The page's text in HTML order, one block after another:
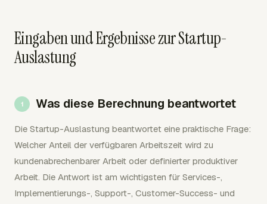
Eingaben und Ergebnisse zur Startup-
Auslastung
Was diese Berechnung beantwortet
Die Startup-Auslastung beantwortet eine praktische Frage:
Welcher Anteil der verfügbaren Arbeitszeit wird zu
kundenabrechenbarer Arbeit oder definierter produktiver
Arbeit. Die Antwort ist am wichtigsten für Services-,
Implementierungs-, Support-, Customer-Success- und